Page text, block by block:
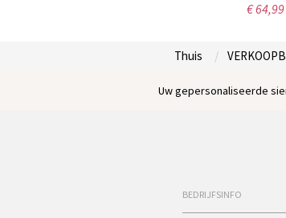
€ 64,99
Thuis
Uw gepersonaliseerde
BEDRIJFSINFO